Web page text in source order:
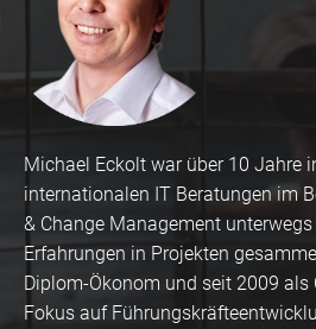
Michael Eckolt war über 10 Jahre
internationalen IT Beratungen im
& Change Management
Erfahrungen in Projekten
Diplom-Ökonom und seit 2009 als
Fokus auf